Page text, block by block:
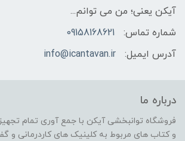
آیکن یعنی؛ من می توانم...
شماره تماس:
09158168621
آدرس ایمیل:
info@icantavan.ir
درباره ما
فروشگاه توانبخشی آیکن با جمع آوری تمام
و کتاب های مربوط به کلینیک های کاردرمانی و